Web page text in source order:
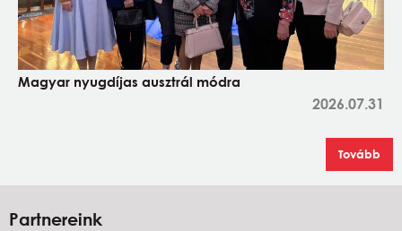
Magyar nyugdíjas ausztrál módra
2026.07.31
Tovább
Partnereink